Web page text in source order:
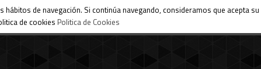
de navegación. Si continúa navegando, consideramos que acepta su
de cookies Politica de Cookies